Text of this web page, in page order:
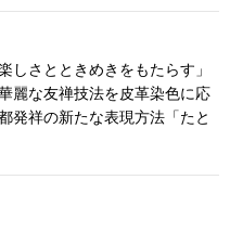
て見る アウター
ジャケット
コート
しさとときめきをもたらす」
麗な友禅技法を皮革染色に応
発祥の新たな表現方法「たと